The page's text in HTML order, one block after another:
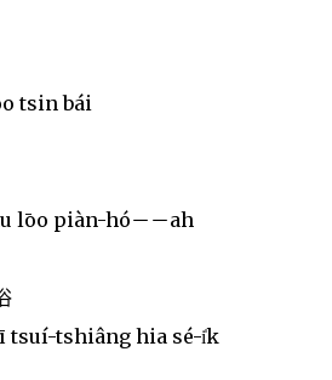
tsin bái
lōo piàn-hó－－ah
tsuí-tshiâng hia sé-i̍k